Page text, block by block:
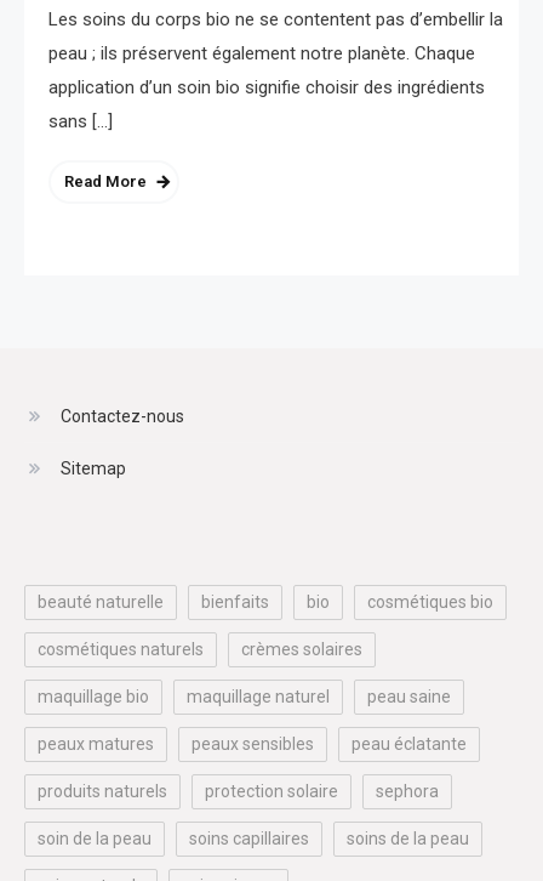
Les soins du corps bio ne se contentent pas d’embellir la
peau ; ils préservent également notre planète. Chaque
application d’un soin bio signifie choisir des ingrédients
sans […]
Read More
Contactez-nous
Sitemap
beauté naturelle bienfaits bio cosmétiques bio
cosmétiques naturels crèmes solaires
maquillage bio maquillage naturel peau saine
peaux matures peaux sensibles peau éclatante
produits naturels protection solaire sephora
soin de la peau soins capillaires soins de la peau